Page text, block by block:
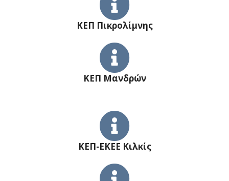
ΚΕΠ Πικρολίμνης
ΚΕΠ Μανδρών
ΚΕΠ-ΕΚΕΕ Κιλκίς